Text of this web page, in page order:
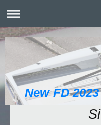
New FD